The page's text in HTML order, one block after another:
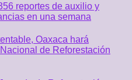
reportes de auxilio y
en una semana
Oaxaca hará
de Reforestación